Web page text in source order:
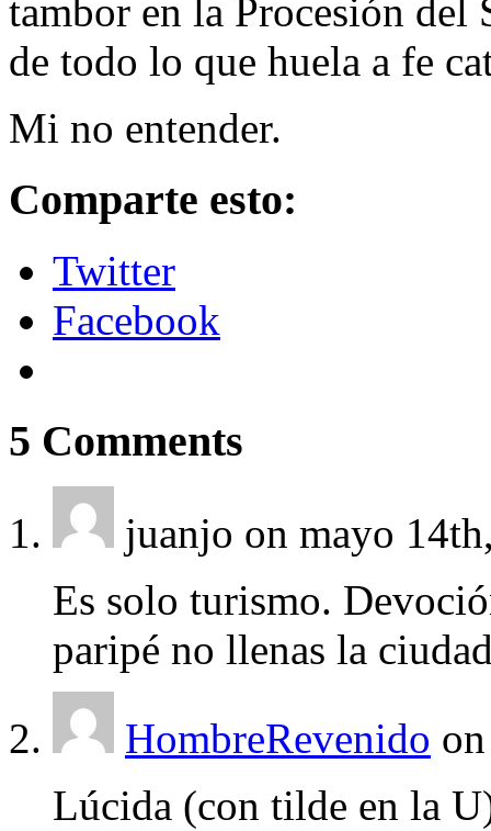
tambor en la Procesión del
de todo lo que huela a fe
Mi no entender.
Comparte esto:
Twitter
Facebook
5 Comments
juanjo on mayo
Es solo turismo.
paripé no llenas la
HombreRevenido
Lúcida (con tilde en la